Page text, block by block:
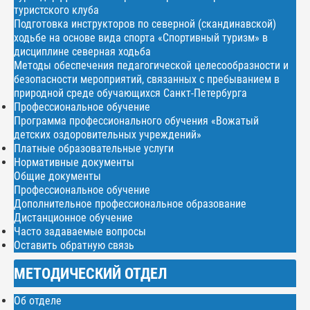
туристского клуба
Подготовка инструкторов по северной (скандинавской)
ходьбе на основе вида спорта «Спортивный туризм» в
дисциплине северная ходьба
Методы обеспечения педагогической целесообразности и
безопасности мероприятий, связанных с пребыванием в
природной среде обучающихся Санкт-Петербурга
Профессиональное обучение
Программа профессионального обучения «Вожатый
детских оздоровительных учреждений»
Платные образовательные услуги
Нормативные документы
Общие документы
Профессиональное обучение
Дополнительное профессиональное образование
Дистанционное обучение
Часто задаваемые вопросы
Оставить обратную связь
МЕТОДИЧЕСКИЙ ОТДЕЛ
Об отделе